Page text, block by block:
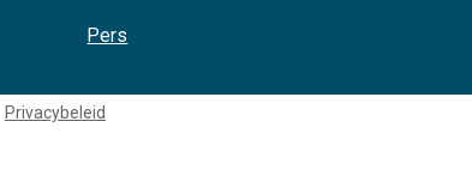
Pers
Privacybeleid